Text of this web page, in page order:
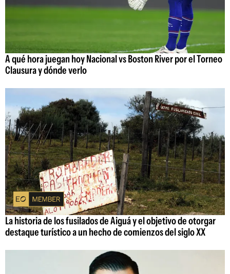
A qué hora juegan hoy Nacional vs Boston River por el Torneo
Clausura y dónde verlo
La historia de los fusilados de Aiguá y el objetivo de otorgar
destaque turístico a un hecho de comienzos del siglo XX